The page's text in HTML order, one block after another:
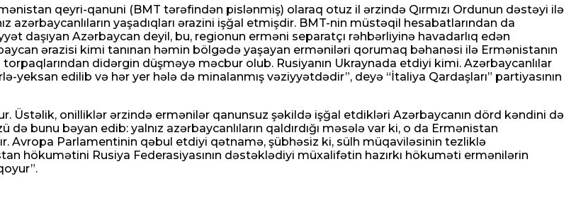
qeyri-qanuni (BMT tərəfindən pislənmiş) olaraq otuz il ərzində Qırmızı Ordunun dəstəyi ilə
azərbaycanlıların yaşadıqları ərazini işğal etmişdir. BMT-nin müstəqil hesabatlarından da
daşıyan Azərbaycan deyil, bu, regionun erməni separatçı rəhbərliyinə havadarlıq edən
ərazisi kimi tanınan həmin bölgədə yaşayan erməniləri qorumaq bəhanəsi ilə Ermənistanın
didərgin düşməyə məcbur olub. Rusiyanın Ukraynada etdiyi kimi. Azərbaycanlılar
yeksan edilib və hər yer hələ də minalanmış vəziyyətdədir”, deyə “İtaliya Qardaşları” partiyasının
Üstəlik, onilliklər ərzində ermənilər qanunsuz şəkildə işğal etdikləri Azərbaycanın dörd kəndini də
bunu bəyan edib: yalnız azərbaycanlıların qaldırdığı məsələ var ki, o da Ermənistan
Avropa Parlamentinin qəbul etdiyi qətnamə, şübhəsiz ki, sülh müqaviləsinin tezliklə
hökumətini Rusiya Federasiyasının dəstəklədiyi müxalifətin hazırkı hökuməti ermənilərin